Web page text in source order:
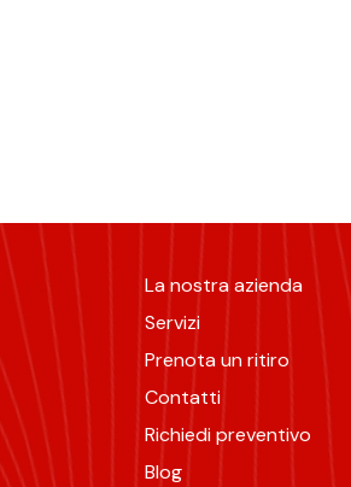
La nostra azienda
Servizi
Prenota un ritiro
Contatti
Richiedi preventivo
Blog